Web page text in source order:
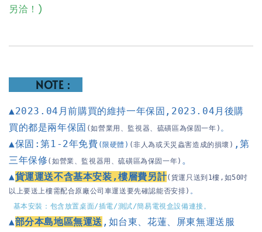
另洽！)
NOTE：
▲2023.04月前購買的維持一年保固 , 2023.04月後購
買的都是兩年保固 (如營業用、監視器、硫磺區為保固一年) 。
▲保固:第1-2年免費 (限硬體) (非人為或天災蟲害造成的損壞) ,第
三年保修 (如營業、監視器用、硫磺區為保固一年) 。
▲貨運運送不含基本安装 ,樓層費另計(貨運只送到1樓,如50吋
以上要送上樓需配合原廠公司車運送要先確認能否安排) 。
基本安裝：包含放置桌面/插電/測試/簡易電視盒設備連接。
▲部分本島地區無運送 ,如台東、花蓮、屏東無運送服